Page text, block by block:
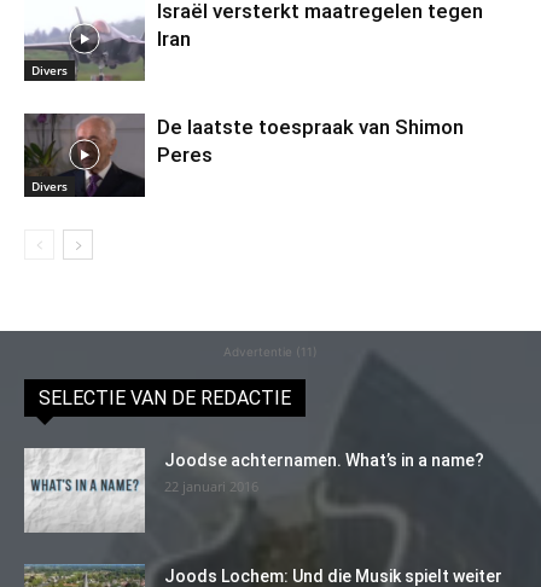
Divers
Israël versterkt maatregelen tegen
Iran
Divers
De laatste toespraak van Shimon
Peres
Advertentie (11)
SELECTIE VAN DE REDACTIE
Joodse achternamen. What’s in a name?
22 januari 2016
Joods Lochem: Und die Musik spielt weiter